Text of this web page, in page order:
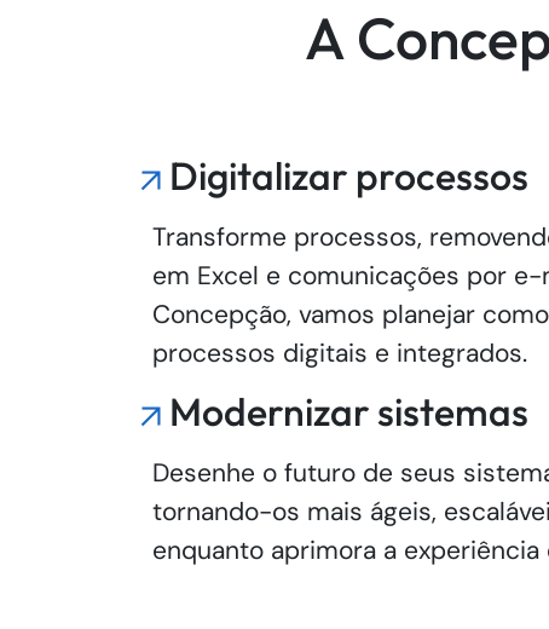
A
Digitalizar processos
Transforme processos,
em Excel e comunicações por e-
Concepção, vamos planejar
processos digitais e integrados.
Modernizar sistemas
Desenhe o futuro de seus
tornando-os mais ágeis,
enquanto aprimora a experiência